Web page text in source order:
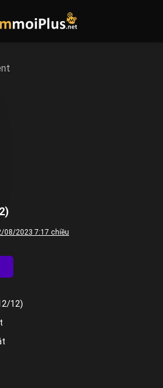
08/2023 7:17 chiều
12)